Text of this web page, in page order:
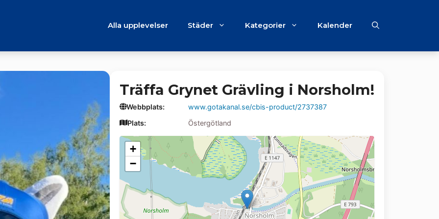
Alla upplevelser Städer Kategorier Kalender
Träffa Grynet Grävling i Norsholm!
Webbplats:
www.gotakanal.se/cbis-product/2737387
Plats:
Östergötland
+
−